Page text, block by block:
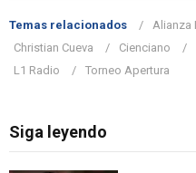
Temas relacionados Alianza
Christian Cueva
Cienciano
L1 Radio
Torneo Apertura
Siga leyendo